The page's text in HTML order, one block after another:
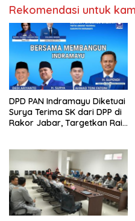
Rekomendasi untuk
DPD PAN Indramayu Diketuai
Surya Terima SK dari DPP di
Rakor Jabar, Targetkan Raih